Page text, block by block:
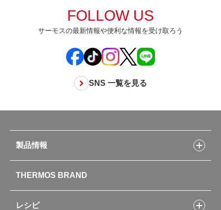
FOLLOW US
サーモスの最新情報や便利な情報を受け取ろう
SNS 一覧を見る
製品情報
水筒
お弁当
キッチン用品
THERMOS BRAND
レシピ